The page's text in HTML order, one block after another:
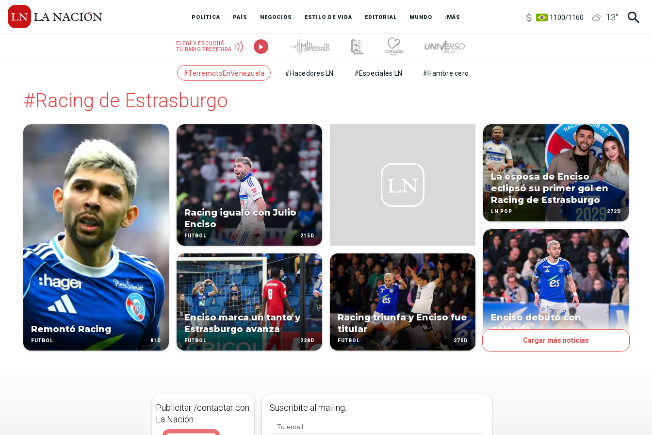
POLÍTICA PAÍS NEGOCIOS ESTILO DE VIDA EDITORIAL MUNDO :MÁS
1100/1160
13°
ELEGÍ Y ESCUCHÁ
TU RADIO PREFERIDA
#TerremotoEnVenezuela #Hacedores LN #Especiales LN #Hambre cero
#Racing de Estrasburgo
Remontó Racing
FÚTBOL 81D
Racing igualó con Julio
Enciso
FÚTBOL 215D
Enciso marca un tanto y
Estrasburgo avanza
FÚTBOL 228D
Racing triunfa y Enciso fue
titular
FÚTBOL 270D
La esposa de Enciso
eclipsó su primer gol en
Racing de Estrasburgo
LN POP 272D
Enciso debutó con
goleada
Cargar más noticias
Publicitar /contactar con
La Nación
Suscribite al mailing.